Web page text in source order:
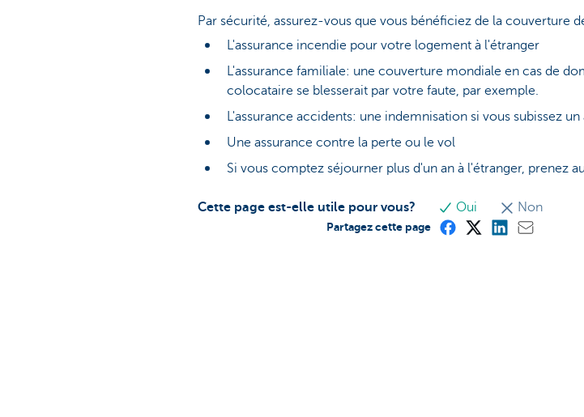
Par sécurité, assurez-vous que vous bénéficiez de la couverture
L'assurance incendie pour votre logement à l'étranger
L'assurance familiale: une couverture mondiale en cas de
colocataire se blesserait par votre faute, par exemple.
L'assurance accidents: une indemnisation si vous subissez
Une assurance contre la perte ou le vol
Si vous comptez séjourner plus d'un an à l'étranger, prenez
Cette page est-elle utile pour vous? Oui Non
Partagez cette page